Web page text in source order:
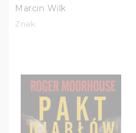
Marcin Wilk
Znak